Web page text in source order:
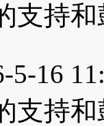
支持
5-16
支持